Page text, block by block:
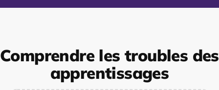
Comprendre les troubles des
apprentissages